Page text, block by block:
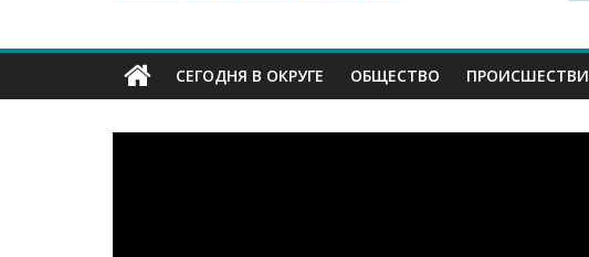
Старый
Оскол
СЕГОДНЯ В ОКРУГЕ ОБЩЕСТВО